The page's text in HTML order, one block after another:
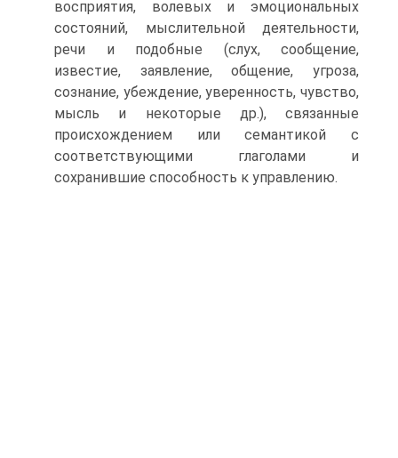
восприятия, волевых и эмоциональных
состояний, мыслительной деятельности,
речи и подобные (слух, сообщение,
известие, заявление, общение, угроза,
сознание, убеждение, уверенность, чувство,
мысль и некоторые др.), связанные
происхождением или семантикой с
соответствующими глаголами и
сохранившие способность к управлению.